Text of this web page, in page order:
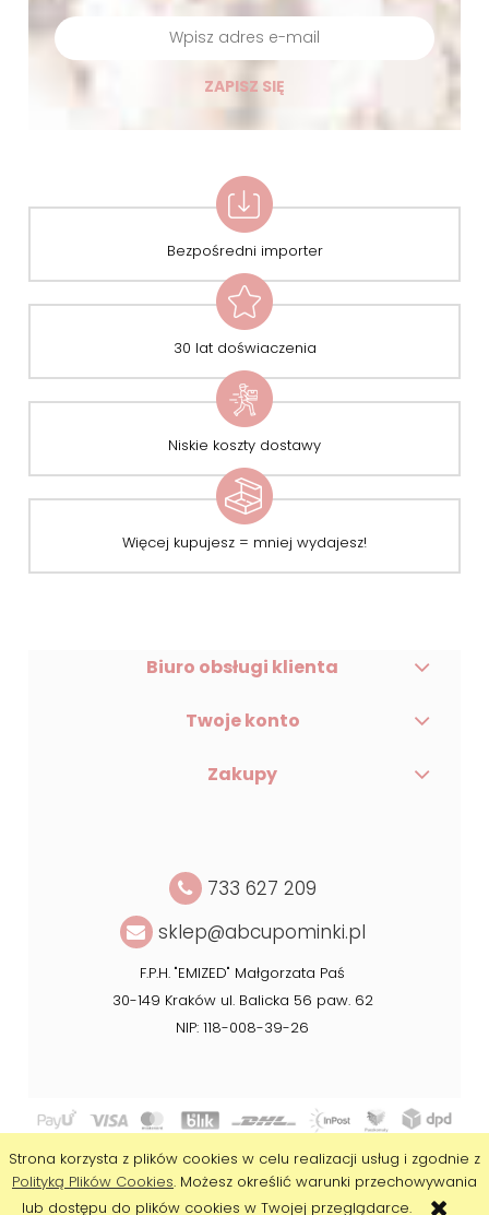
Strona korzysta z plików cookies w celu realizacji usług i zgodnie z
Polityką Plików Cookies. Możesz określić warunki przechowywania
lub dostępu do plików cookies w Twojej przeglądarce.
ZAPISZ SIĘ
Bezpośredni importer
30 lat doświaczenia
Niskie koszty dostawy
Więcej kupujesz = mniej wydajesz!
Biuro obsługi klienta
Twoje konto
Zakupy
733 627 209
sklep@abcupominki.pl
F.P.H. "EMIZED" Małgorzata Paś
30-149 Kraków ul. Balicka 56 paw. 62
NIP: 118-008-39-26
Copyright © 2020 ABC Upominki
Realizacja:Agencja Interaktywna DesignOrka|Sklep internetowy
Shoper.pl